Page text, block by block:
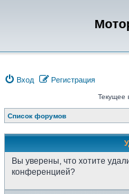
Вход Регистрация
Текущее
Список форумов
Вы уверены, что хотите
конференцией?